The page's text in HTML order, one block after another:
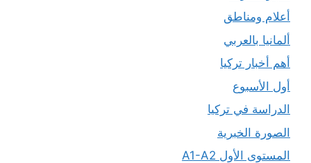
أعلام ومناطق
ألمانيا بالعربي
أهم أخبار تركيا
أول الأسبوع
الدراسة في تركيا
الصورة الخبرية
المستوى الأول A1-A2